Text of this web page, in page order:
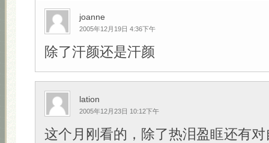
joanne
2005年12月19日 4:36下午
除了汗颜还是汗颜
lation
2005年12月23日 10:12下午
这个月刚看的，除了热泪盈眶还有